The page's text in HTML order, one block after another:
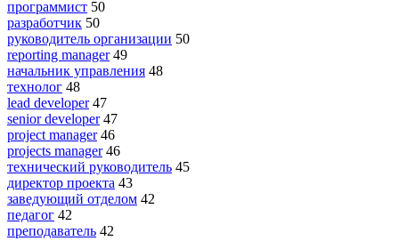
программист 50
разработчик 50
руководитель организации 50
reporting manager 49
начальник управления 48
технолог 48
lead developer 47
senior developer 47
project manager 46
projects manager 46
технический руководитель 45
директор проекта 43
заведующий отделом 42
педагог 42
преподаватель 42